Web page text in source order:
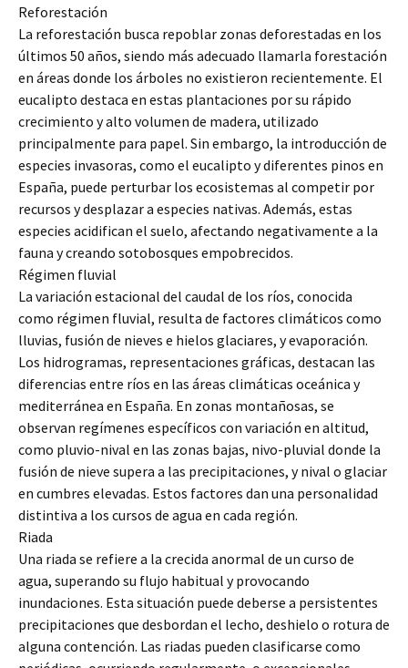
Reforestación
La reforestación busca repoblar zonas deforestadas en los
últimos 50 años, siendo más adecuado llamarla forestación
en áreas donde los árboles no existieron recientemente. El
eucalipto destaca en estas plantaciones por su rápido
crecimiento y alto volumen de madera, utilizado
principalmente para papel. Sin embargo, la introducción de
especies invasoras, como el eucalipto y diferentes pinos en
España, puede perturbar los ecosistemas al competir por
recursos y desplazar a especies nativas. Además, estas
especies acidifican el suelo, afectando negativamente a la
fauna y creando sotobosques empobrecidos.
Régimen fluvial
La variación estacional del caudal de los ríos, conocida
como régimen fluvial, resulta de factores climáticos como
lluvias, fusión de nieves e hielos glaciares, y evaporación.
Los hidrogramas, representaciones gráficas, destacan las
diferencias entre ríos en las áreas climáticas oceánica y
mediterránea en España. En zonas montañosas, se
observan regímenes específicos con variación en altitud,
como pluvio-nival en las zonas bajas, nivo-pluvial donde la
fusión de nieve supera a las precipitaciones, y nival o glaciar
en cumbres elevadas. Estos factores dan una personalidad
distintiva a los cursos de agua en cada región.
Riada
Una riada se refiere a la crecida anormal de un curso de
agua, superando su flujo habitual y provocando
inundaciones. Esta situación puede deberse a persistentes
precipitaciones que desbordan el lecho, deshielo o rotura de
alguna contención. Las riadas pueden clasificarse como